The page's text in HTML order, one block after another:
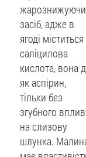
засіб, адже в
ягоді міститься
саліцилова
кислота, вона
як аспірин,
тільки без
згубного
на слизову
шлунка.